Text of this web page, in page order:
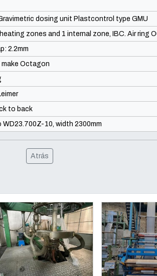
dosing unit Plastcontrol type GMU
zones and 1 internal zone, IBC. Air ring
2.2mm
Octagon
to back
WD23.700Z-10, width 2300mm
Atrás